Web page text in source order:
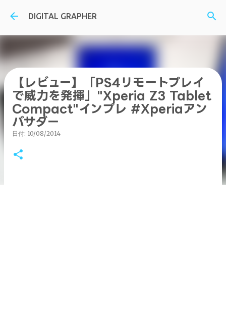
スキップしてメイン コンテンツに移動
DIGITAL GRAPHER
【レビュー】「PS4リモートプレイ
で威力を発揮」"Xperia Z3 Tablet
Compact"インプレ #Xperiaアン
バサダー
日付: 10/08/2014